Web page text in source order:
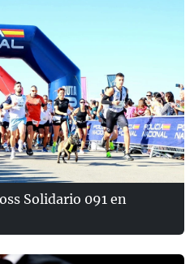
Solidario 091 en